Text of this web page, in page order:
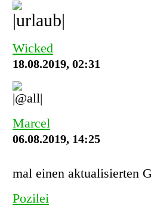
Wicked
18.08.2019, 02:31
Marcel
06.08.2019, 14:25
mal einen aktualisierten
Pozilei